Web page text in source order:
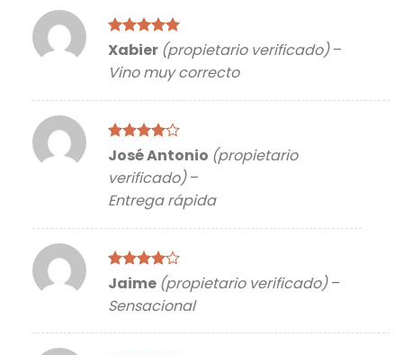
Valorado
de 5
Xabier (propietario verificado) –
Vino muy correcto
Valorado
5
José Antonio (propietario
verificado) –
Entrega rápida
Valorado
de
5
Jaime (propietario verificado) –
Sensacional